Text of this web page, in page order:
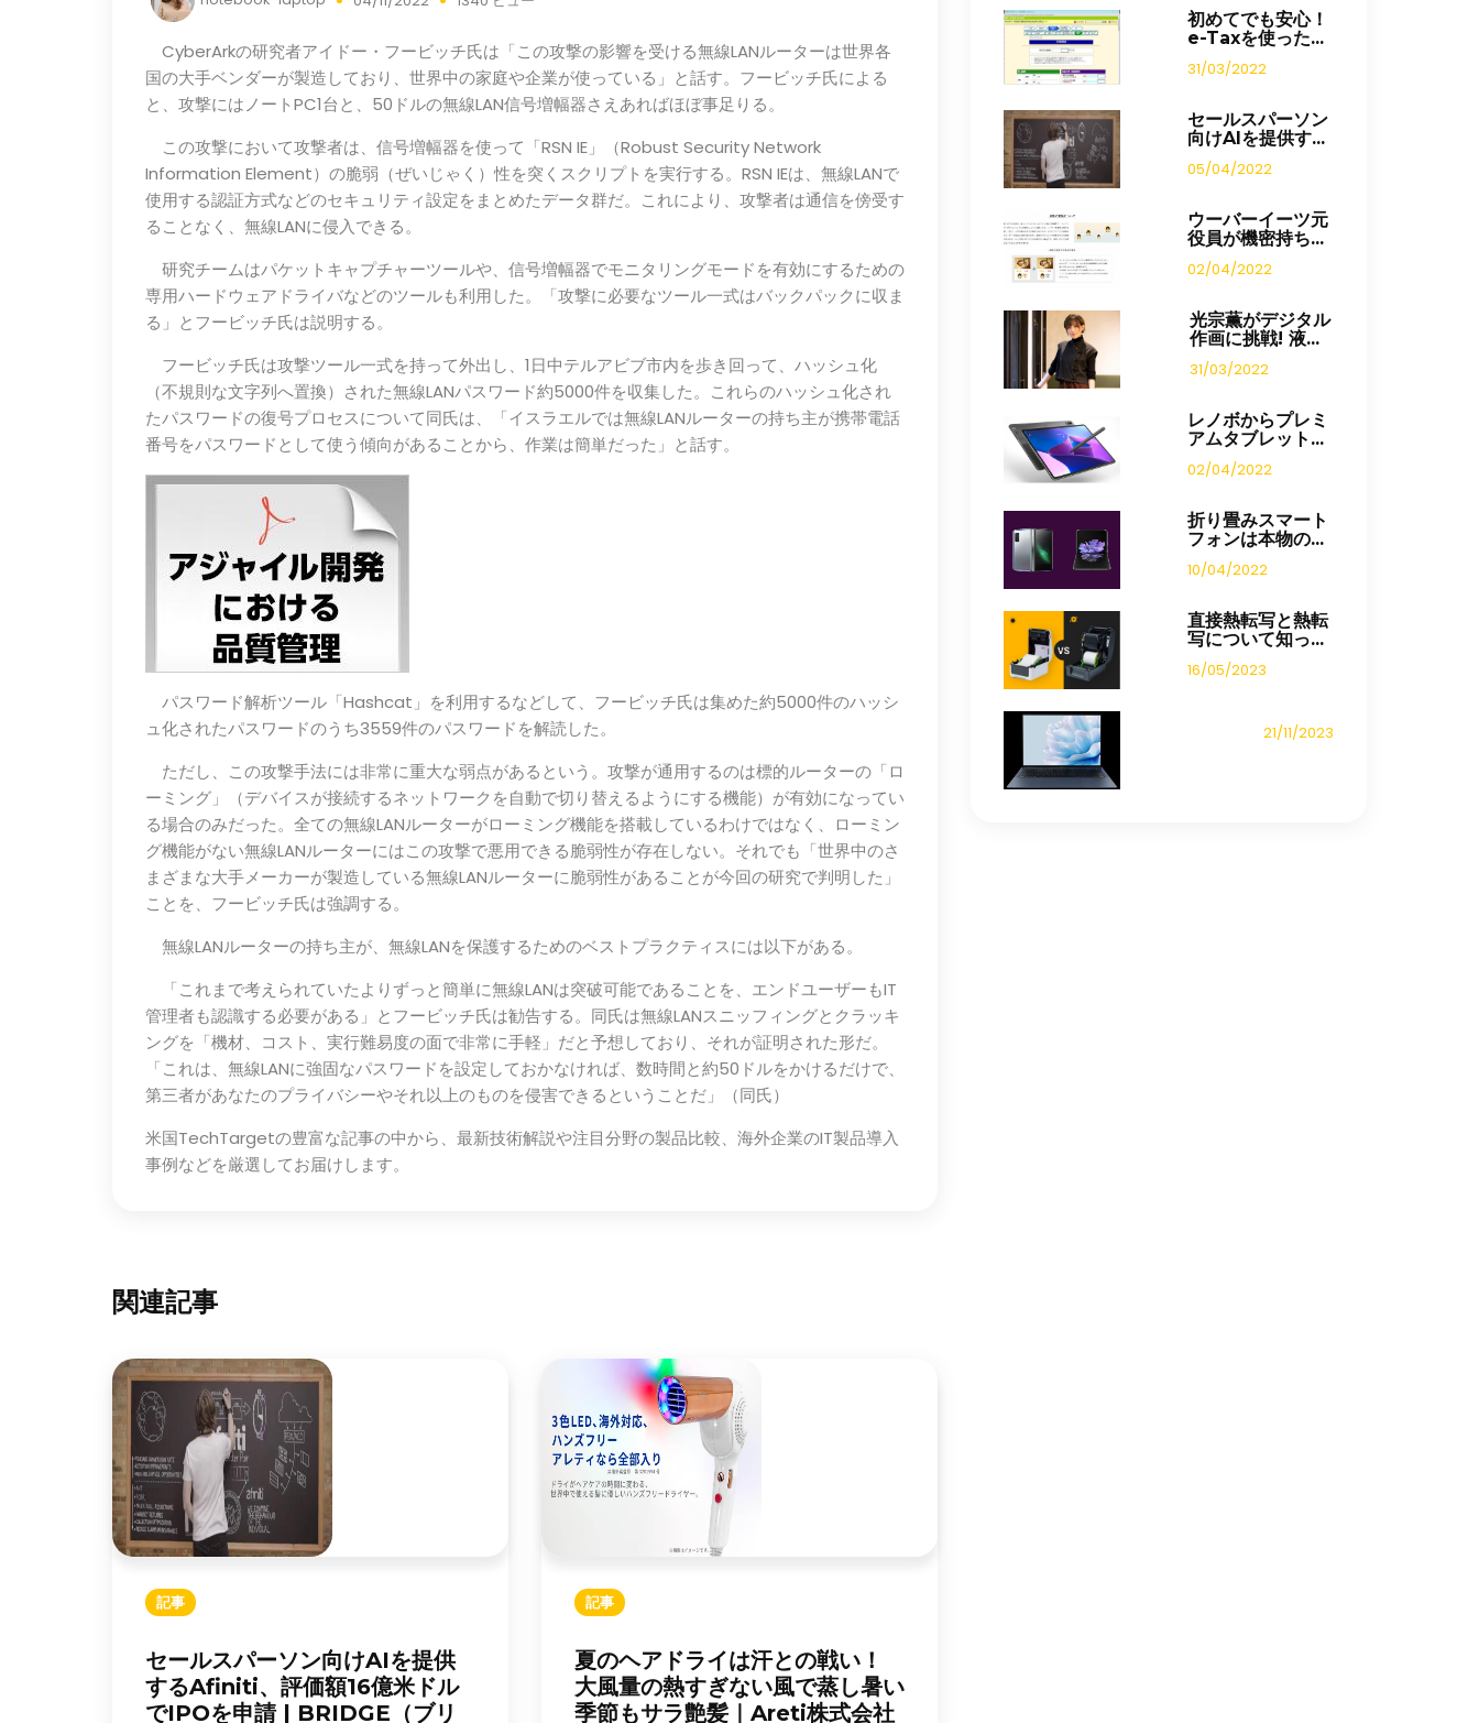
CyberArkの研究者アイドー・フービッチ氏は「この攻撃の影響を受ける無線LANルーターは世界各
国の大手ベンダーが製造しており、世界中の家庭や企業が使っている」と話す。フービッチ氏による
と、攻撃にはノートPC1台と、50ドルの無線LAN信号増幅器さえあればほぼ事足りる。
この攻撃において攻撃者は、信号増幅器を使って「RSN IE」（Robust Security Network
Information Element）の脆弱（ぜいじゃく）性を突くスクリプトを実行する。RSN IEは、無線LANで
使用する認証方式などのセキュリティ設定をまとめたデータ群だ。これにより、攻撃者は通信を傍受す
ることなく、無線LANに侵入できる。
研究チームはパケットキャプチャーツールや、信号増幅器でモニタリングモードを有効にするための
専用ハードウェアドライバなどのツールも利用した。「攻撃に必要なツール一式はバックパックに収ま
る」とフービッチ氏は説明する。
フービッチ氏は攻撃ツール一式を持って外出し、1日中テルアビブ市内を歩き回って、ハッシュ化
（不規則な文字列へ置換）された無線LANパスワード約5000件を収集した。これらのハッシュ化され
たパスワードの復号プロセスについて同氏は、「イスラエルでは無線LANルーターの持ち主が携帯電話
番号をパスワードとして使う傾向があることから、作業は簡単だった」と話す。
パスワード解析ツール「Hashcat」を利用するなどして、フービッチ氏は集めた約5000件のハッシ
ュ化されたパスワードのうち3559件のパスワードを解読した。
ただし、この攻撃手法には非常に重大な弱点があるという。攻撃が通用するのは標的ルーターの「ロ
ーミング」（デバイスが接続するネットワークを自動で切り替えるようにする機能）が有効になってい
る場合のみだった。全ての無線LANルーターがローミング機能を搭載しているわけではなく、ローミン
グ機能がない無線LANルーターにはこの攻撃で悪用できる脆弱性が存在しない。それでも「世界中のさ
まざまな大手メーカーが製造している無線LANルーターに脆弱性があることが今回の研究で判明した」
ことを、フービッチ氏は強調する。
無線LANルーターの持ち主が、無線LANを保護するためのベストプラクティスには以下がある。
「これまで考えられていたよりずっと簡単に無線LANは突破可能であることを、エンドユーザーもIT
管理者も認識する必要がある」とフービッチ氏は勧告する。同氏は無線LANスニッフィングとクラッキ
ングを「機材、コスト、実行難易度の面で非常に手軽」だと予想しており、それが証明された形だ。
「これは、無線LANに強固なパスワードを設定しておかなければ、数時間と約50ドルをかけるだけで、
第三者があなたのプライバシーやそれ以上のものを侵害できるということだ」（同氏）
米国TechTargetの豊富な記事の中から、最新技術解説や注目分野の製品比較、海外企業のIT製品導入
事例などを厳選してお届けします。
関連記事
記事
セールスパーソン向けAIを提供
するAfiniti、評価額16億米ドル
でIPOを申請 | BRIDGE（ブリ
記事
夏のヘアドライは汗との戦い！
大風量の熱すぎない風で蒸し暑い
季節もサラ艶髪｜Areti株式会社
初めてでも安心！
e-Taxを使った...
31/03/2022
セールスパーソン
向けAIを提供す...
05/04/2022
ウーバーイーツ元
役員が機密持ち...
02/04/2022
光宗薫がデジタル
作画に挑戦! 液...
31/03/2022
レノボからプレミ
アムタブレット...
02/04/2022
折り畳みスマート
フォンは本物の...
10/04/2022
直接熱転写と熱転
写について知っ...
16/05/2023
21/11/2023